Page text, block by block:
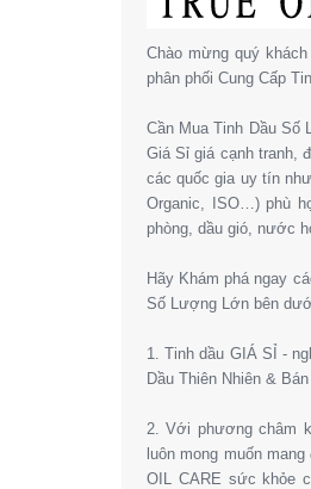
Chào mừng quý
phân phối Cung Cấp
Cần Mua Tinh Dầu Số
Giá Sỉ giá cạnh tranh,
các quốc gia uy tín
Organic, ISO…) phù
phòng, dầu gió, nước
Hãy Khám phá ngay
Số Lượng Lớn bên
1. Tinh dầu GIÁ SỈ -
Dầu Thiên Nhiên &
2. Với phương châm
luôn mong muốn
OIL CARE sức khỏe